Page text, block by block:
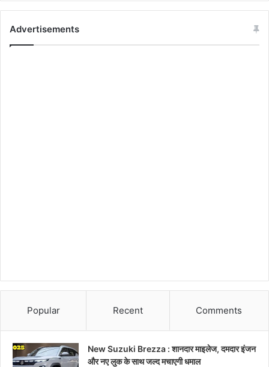
Advertisements
Popular Recent Comments
New Suzuki Brezza : शानदार माइलेज, दमदार इंजन
और नए लुक के साथ जल्द मचाएगी धमाल